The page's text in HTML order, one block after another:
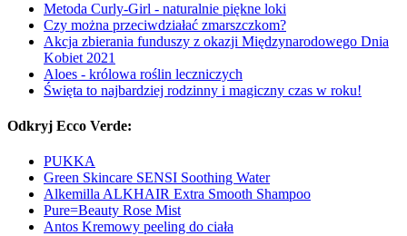
Metoda Curly-Girl - naturalnie piękne loki
Czy można przeciwdziałać zmarszczkom?
Akcja zbierania funduszy z okazji Międzynarodowego Dnia
Kobiet 2021
Aloes - królowa roślin leczniczych
Święta to najbardziej rodzinny i magiczny czas w roku!
Odkryj Ecco Verde:
PUKKA
Green Skincare SENSI Soothing Water
Alkemilla ALKHAIR Extra Smooth Shampoo
Pure=Beauty Rose Mist
Antos Kremowy peeling do ciała